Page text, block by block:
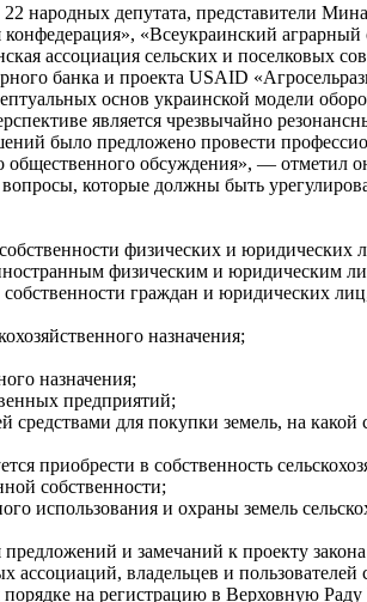
народных депутата, представители
«Всеукраинский
ассоциация сельских и поселковых
банка и проекта USАID
основ украинской модели
является чрезвычайно
было предложено провести
общественного обсуждения», — отметил
которые должны быть
физических и юридических
физическим и юридическим
граждан и юридических
назначения;
назначения;
предприятий;
для покупки земель, на
приобрести в собственность
собственности;
использования и охраны земель
и замечаний к проекту закона
владельцев и
порядке на регистрацию в Верховную